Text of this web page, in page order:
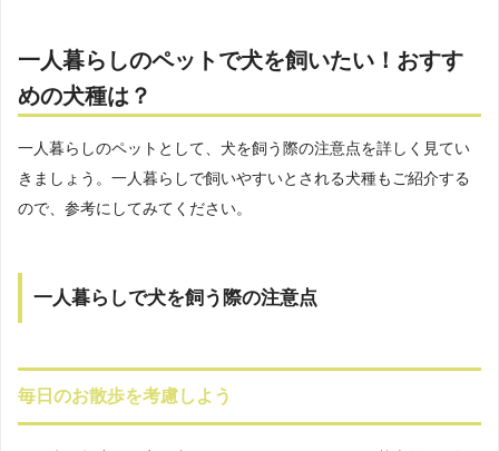
一人暮らしのペットで犬を飼いたい！おすす
めの犬種は？
一人暮らしのペットとして、犬を飼う際の注意点を詳しく見てい
きましょう。一人暮らしで飼いやすいとされる犬種もご紹介する
ので、参考にしてみてください。
一人暮らしで犬を飼う際の注意点
毎日のお散歩を考慮しよう